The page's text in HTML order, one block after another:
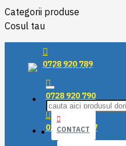
Categorii produse
Cosul tau
0728 920 789
0728 920 790
021 319 50 17
CONTACT